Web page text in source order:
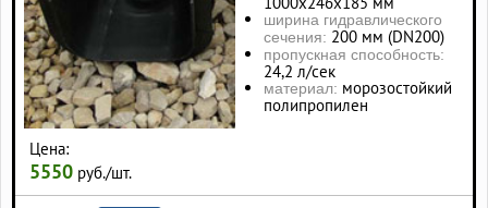
Цена:
5550 руб./шт.
ширина гидравлического
сечения: 200 мм (DN200)
пропускная способность:
24,2 л/сек
материал: морозостойкий
полипропилен